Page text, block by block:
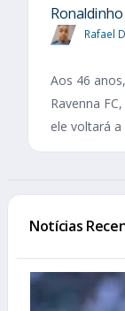
Rafael
Aos 46
Ravenna
ele voltará
Notícias